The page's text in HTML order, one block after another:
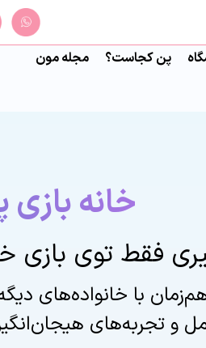
پن کجاست؟ مجله مون
خانه بازی
فقط توی
با خانواده‌های
و تجربه‌های